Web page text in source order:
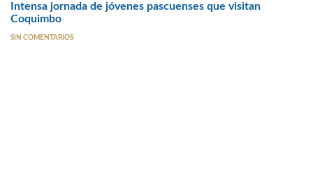
Intensa jornada de jóvenes pascuenses que visitan
Coquimbo
SIN COMENTARIOS